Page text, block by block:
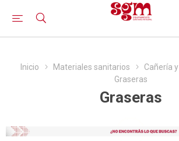
Inicio Materiales sanitarios
Cañería
Graseras
Graseras